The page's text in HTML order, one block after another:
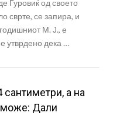
Гуровиќ од своето
сврте, се запира, и
М. Ј., е
утврдено дека …
а на
може: Дали